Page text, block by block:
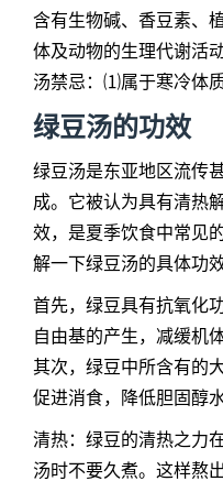
含有生物碱、香豆素、
体及动物的生理代谢活
汤禁忌：⑴属于寒冷体质
绿豆汤的功效
绿豆汤是东亚地区流传
成。它被认为具有清热
效，是夏季饮食中常见
解一下绿豆汤的具体功
首先，绿豆具有抗氧化
自由基的产生，减缓机
其次，绿豆中所含有的
促进消食，降低胆固醇
清热：绿豆的清热之力
汤时不要久煮。这样熬